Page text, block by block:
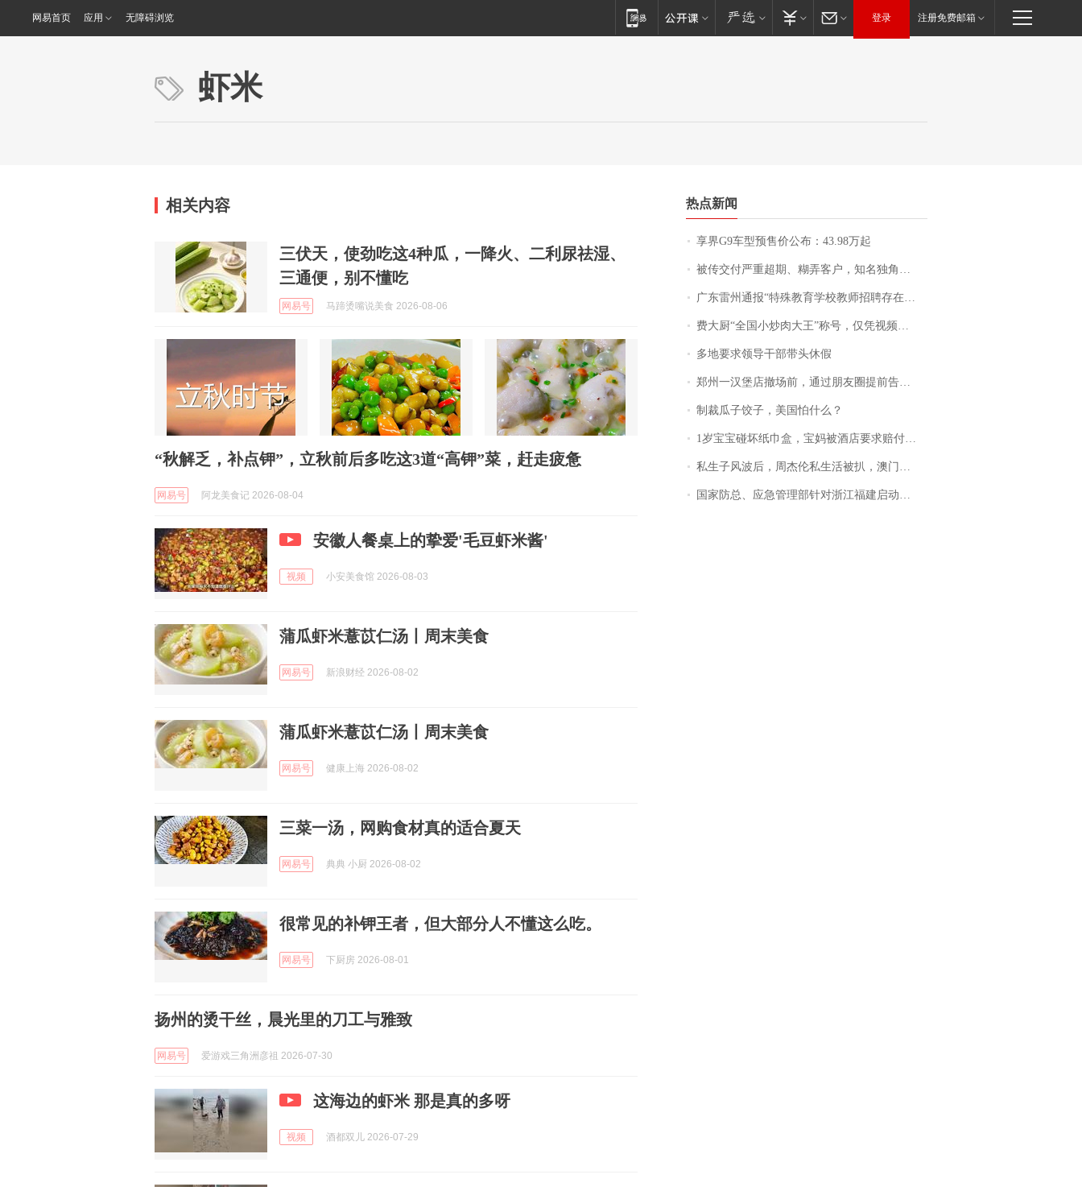
网易首页 应用 无障碍浏览 登录 注册免费邮箱
虾米
相关内容
三伏天，使劲吃这4种瓜，一降火、二利尿祛湿、
三通便，别不懂吃
网易号 马蹄烫嘴说美食 2026-08-06
“秋解乏，补点钾”，立秋前后多吃这3道“高钾”菜，赶走疲惫
网易号 阿龙美食记 2026-08-04
安徽人餐桌上的挚爱'毛豆虾米酱'
视频 小安美食馆 2026-08-03
蒲瓜虾米薏苡仁汤丨周末美食
网易号 新浪财经 2026-08-02
蒲瓜虾米薏苡仁汤丨周末美食
网易号 健康上海 2026-08-02
三菜一汤，网购食材真的适合夏天
网易号 典典 小厨 2026-08-02
很常见的补钾王者，但大部分人不懂这么吃。
网易号 下厨房 2026-08-01
扬州的烫干丝，晨光里的刀工与雅致
网易号 爱游戏三角洲彦祖 2026-07-30
这海边的虾米 那是真的多呀
视频 酒都双儿 2026-07-29
热点新闻
享界G9车型预售价公布：43.98万起
被传交付严重超期、糊弄客户，知名独角兽车企创始人回应：都没证据，将依法采取措施，“本人长期与美国交管局保持沟通，对方表示肯定”
广东雷州通报“特殊教育学校教师招聘存在违规行为”：已启动问责程序 副校长被停职
费大厨“全国小炒肉大王”称号，仅凭视频评出？中国烹饪协会回应
多地要求领导干部带头休假
郑州一汉堡店撤场前，通过朋友圈提前告知逐一退费，有顾客仅剩1元也全被退回，分文不少；顾客：言而有信，让人感动
制裁瓜子饺子，美国怕什么？
1岁宝宝碰坏纸巾盒，宝妈被酒店要求赔付924元！三亚一酒店回复：骨瓷定制！网友一查价格，吵翻了
私生子风波后，周杰伦私生活被扒，澳门输10亿传闻早已经水落石出
国家防总、应急管理部针对浙江福建启动防汛防台风四级应急响应